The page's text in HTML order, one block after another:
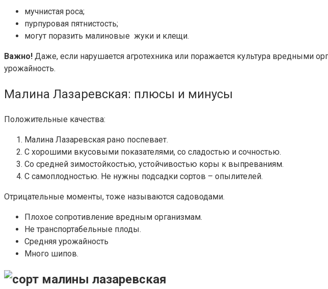
мучнистая роса;
пурпуровая пятнистость;
могут поразить малиновые жуки и клещи.
Важно! Даже, если нарушается агротехника или поражается культура вредными
урожайность.
Малина Лазаревская: плюсы и минусы
Положительные качества:
Малина Лазаревская рано поспевает.
С хорошими вкусовыми показателями, со сладостью и сочностью.
Со средней зимостойкостью, устойчивостью коры к выпреваниям.
С самоплодностью. Не нужны подсадки сортов – опылителей.
Отрицательные моменты, тоже называются садоводами.
Плохое сопротивление вредным организмам.
Не транспортабельные плоды.
Средняя урожайность
Много шипов.